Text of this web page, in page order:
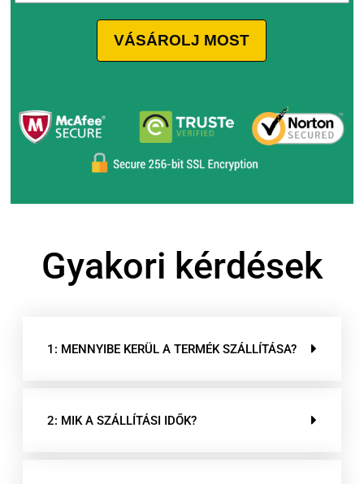
VÁSÁROLJ MOST
Gyakori kérdések
1: MENNYIBE KERÜL A TERMÉK SZÁLLÍTÁSA?
2: MIK A SZÁLLÍTÁSI IDŐK?